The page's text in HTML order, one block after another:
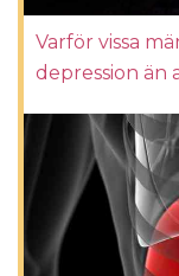
Varför vissa
depression än